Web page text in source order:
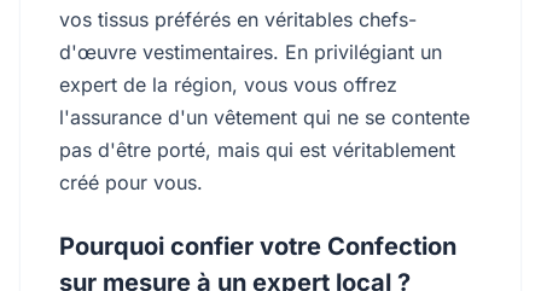
vos tissus préférés en véritables chefs-
d'œuvre vestimentaires. En privilégiant un
expert de la région, vous vous offrez
l'assurance d'un vêtement qui ne se contente
pas d'être porté, mais qui est véritablement
créé pour vous.
Pourquoi confier votre Confection
sur mesure à un expert local ?